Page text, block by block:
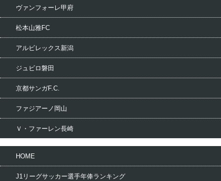
ヴァンフォーレ甲府
松本山雅FC
アルビレックス新潟
ジュビロ磐田
京都サンガF.C.
ファジアーノ岡山
Ｖ・ファーレン長崎
HOME
J1リーグサッカー選手年俸ランキング